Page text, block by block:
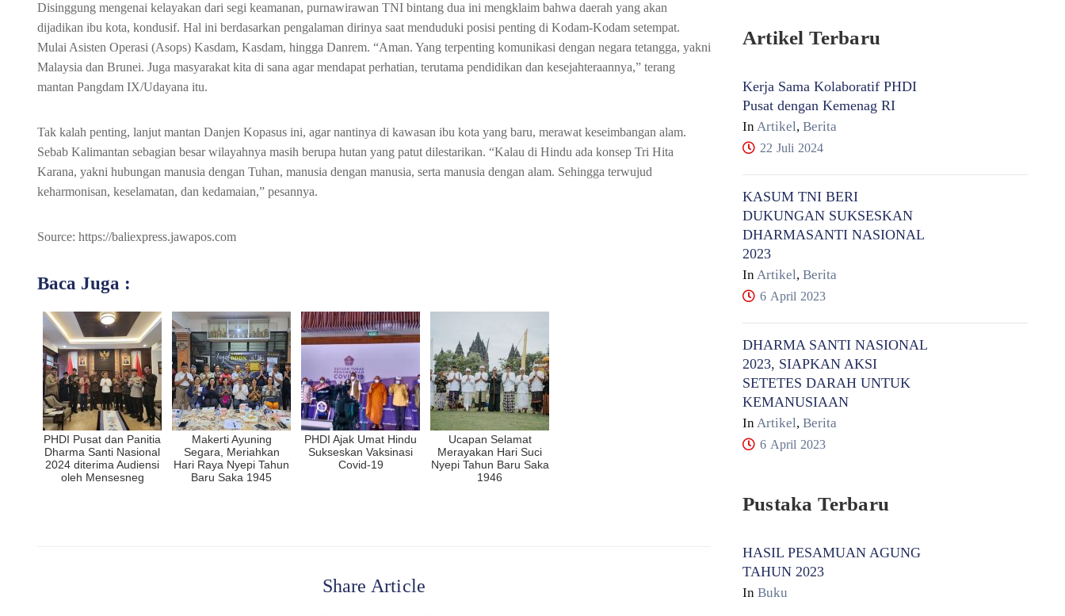
Disinggung mengenai kelayakan dari segi keamanan, purnawirawan TNI bintang dua ini mengklaim bahwa daerah yang akan
dijadikan ibu kota, kondusif. Hal ini berdasarkan pengalaman dirinya saat menduduki posisi penting di Kodam-Kodam setempat.
Mulai Asisten Operasi (Asops) Kasdam, Kasdam, hingga Danrem. “Aman. Yang terpenting komunikasi dengan negara tetangga, yakni
Malaysia dan Brunei. Juga masyarakat kita di sana agar mendapat perhatian, terutama pendidikan dan kesejahteraannya,” terang
mantan Pangdam IX/Udayana itu.
Tak kalah penting, lanjut mantan Danjen Kopasus ini, agar nantinya di kawasan ibu kota yang baru, merawat keseimbangan alam.
Sebab Kalimantan sebagian besar wilayahnya masih berupa hutan yang patut dilestarikan. “Kalau di Hindu ada konsep Tri Hita
Karana, yakni hubungan manusia dengan Tuhan, manusia dengan manusia, serta manusia dengan alam. Sehingga terwujud
keharmonisan, keselamatan, dan kedamaian,” pesannya.
Source: https://baliexpress.jawapos.com
Baca Juga :
PHDI Pusat dan Panitia
Dharma Santi Nasional
2024 diterima Audiensi
oleh Mensesneg
Makerti Ayuning
Segara, Meriahkan
Hari Raya Nyepi Tahun
Baru Saka 1945
PHDI Ajak Umat Hindu
Sukseskan Vaksinasi
Covid-19
Ucapan Selamat
Merayakan Hari Suci
Nyepi Tahun Baru Saka
1946
Share Article
Artikel Terbaru
Kerja Sama Kolaboratif PHDI
Pusat dengan Kemenag RI
InArtikel, Berita
22 Juli 2024
KASUM TNI BERI
DUKUNGAN SUKSESKAN
DHARMASANTI NASIONAL
2023
InArtikel, Berita
6 April 2023
DHARMA SANTI NASIONAL
2023, SIAPKAN AKSI
SETETES DARAH UNTUK
KEMANUSIAAN
InArtikel, Berita
6 April 2023
Pustaka Terbaru
HASIL PESAMUAN AGUNG
TAHUN 2023
In Buku